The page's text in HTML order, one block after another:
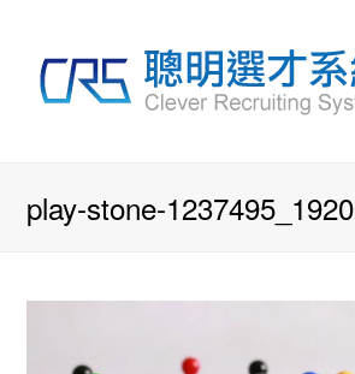
play-stone-1237495_1920